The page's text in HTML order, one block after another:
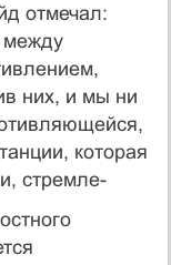
отмечал:
между
них, и мы ни
которая
стремле­